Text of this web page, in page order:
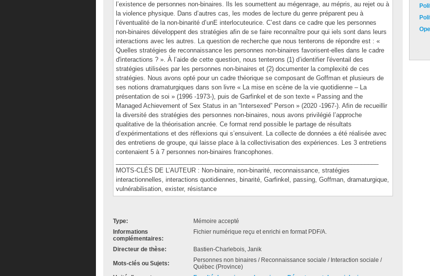
l’existence de personnes non-binaires. Ils les soumettent au mégenrage, au mépris, au rejet ou à
la violence physique. Dans d’autres cas, les modes de lecture du genre préparent peu à
l’éventualité de la non-binarité d’unE interlocuteurice. C’est dans ce cadre que les personnes
non-binaires développent des stratégies afin de se faire reconnaître pour qui iels sont dans leurs
interactions avec les autres. La question de recherche que nous tenterons de répondre est : «
Quelles stratégies de reconnaissance les personnes non-binaires favorisent-elles dans le cadre
d'interactions ? ». À l’aide de cette question, nous tenterons (1) d’identifier l'éventail des
stratégies utilisées par les personnes non-binaires et (2) documenter la complexité de ces
stratégies. Nous avons opté pour un cadre théorique se composant de Goffman et plusieurs de
ses notions dramaturgiques dans son livre « La mise en scène de la vie quotidienne – La
présentation de soi » (1996 -1973-), puis de Garfinkel et de son texte « Passing and the
Managed Achievement of Sex Status in an “Intersexed” Person » (2020 -1967-). Afin de recueillir
la diversité des stratégies des personnes non-binaires, nous avons privilégié l’approche
qualitative de la théorisation ancrée. Ce format rend possible le partage de résultats
d’expérimentations et des réflexions qui s’ensuivent. La collecte de données a été réalisée avec
des entretiens de groupe, qui laisse place à la collectivisation des expériences. Les 3 entretiens
contenaient 5 à 7 personnes non-binaires francophones.
MOTS-CLÉS DE L’AUTEUR : Non-binaire, non-binarité, reconnaissance, stratégies
interactionnelles, interactions quotidiennes, binarité, Garfinkel, passing, Goffman, dramaturgique,
vulnérabilisation, exister, résistance
Type:
Mémoire accepté
Informations
complémentaires:
Fichier numérique reçu et enrichi en format PDF/A.
Directeur de thèse: Bastien-Charlebois, Janik
Mots-clés ou Sujets:
Personnes non binaires / Reconnaissance sociale / Interaction sociale /
Québec (Province)